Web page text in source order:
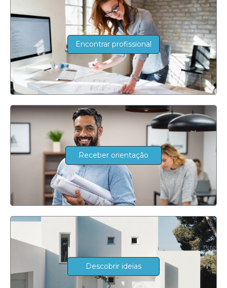
Encontrar profissional
Receber orientação
Descobrir ideias